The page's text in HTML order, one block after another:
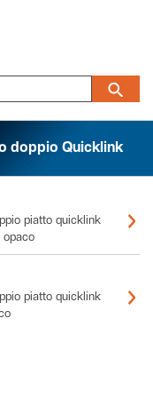
doppio Quicklink
piatto quicklink
opaco
piatto quicklink